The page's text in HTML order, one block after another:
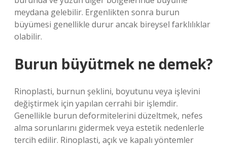
meydana gelebilir. Ergenlikten sonra burun
büyümesi genellikle durur ancak bireysel farklılıklar
olabilir.
Burun büyütmek ne demek?
Rinoplasti, burnun şeklini, boyutunu veya işlevini
değiştirmek için yapılan cerrahi bir işlemdir.
Genellikle burun deformitelerini düzeltmek, nefes
alma sorunlarını gidermek veya estetik nedenlerle
tercih edilir. Rinoplasti, açık ve kapalı yöntemler